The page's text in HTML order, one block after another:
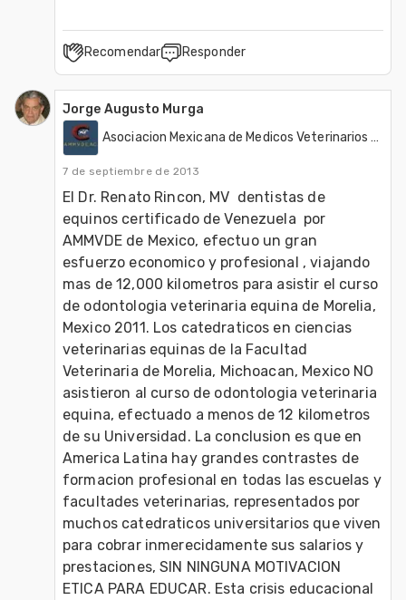
Recomendar Responder
Jorge Augusto Murga
Asociacion Mexicana de Medicos Veterinarios Dentistas de Equinos, A.C. (AMMVDE)
7 de septiembre de 2013
El Dr. Renato Rincon, MV  dentistas de
equinos certificado de Venezuela  por
AMMVDE de Mexico, efectuo un gran
esfuerzo economico y profesional , viajando
mas de 12,000 kilometros para asistir el curso
de odontologia veterinaria equina de Morelia,
Mexico 2011. Los catedraticos en ciencias
veterinarias equinas de la Facultad
Veterinaria de Morelia, Michoacan, Mexico NO
asistieron al curso de odontologia veterinaria
equina, efectuado a menos de 12 kilometros
de su Universidad. La conclusion es que en
America Latina hay grandes contrastes de
formacion profesional en todas las escuelas y
facultades veterinarias, representados por
muchos catedraticos universitarios que viven
para cobrar inmerecidamente sus salarios y
prestaciones, SIN NINGUNA MOTIVACION
ETICA PARA EDUCAR. Esta crisis educacional